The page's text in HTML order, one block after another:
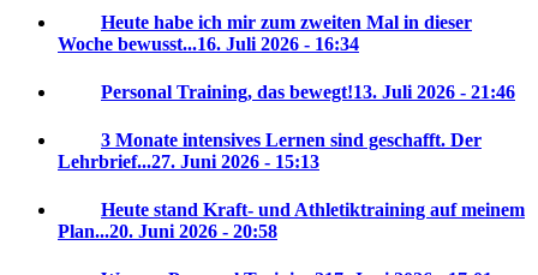
Heute habe ich mir zum zweiten Mal in dieser
Woche bewusst...16. Juli 2026 - 16:34
Personal Training, das bewegt!13. Juli 2026 - 21:46
3 Monate intensives Lernen sind geschafft. Der
Lehrbrief...27. Juni 2026 - 15:13
Heute stand Kraft- und Athletiktraining auf meinem
Plan...20. Juni 2026 - 20:58